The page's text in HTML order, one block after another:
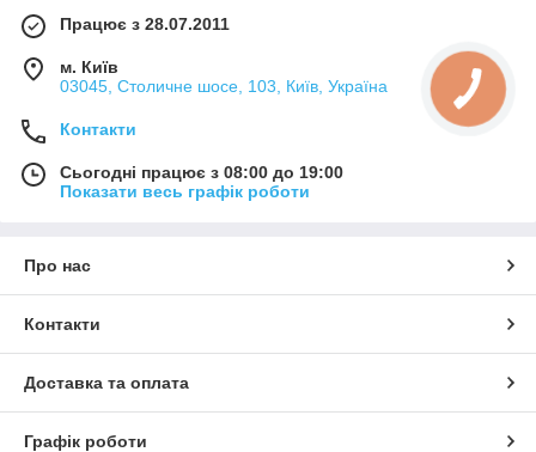
Працює з 28.07.2011
м. Київ
03045, Столичне шосе, 103, Київ, Україна
Контакти
Сьогодні працює з 08:00 до 19:00
Показати весь графік роботи
Про нас
Контакти
Доставка та оплата
Графік роботи